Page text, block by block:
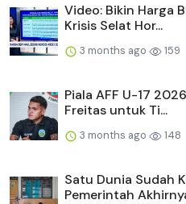
Video: Bikin Harga
Krisis Selat Hor...
3 months ago 159
Piala AFF U-17
Freitas untuk Ti...
3 months ago 148
Satu Dunia Sudah
Pemerintah